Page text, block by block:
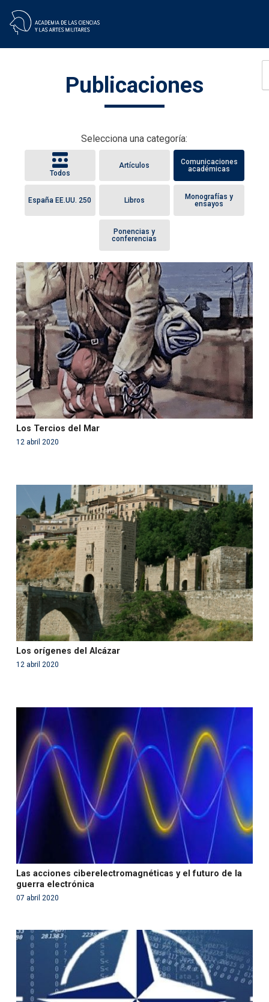
Publicaciones
Selecciona una categoría:
Todos
Artículos
Comunicaciones
académicas
España EE.UU. 250 Libros
Monografías y
ensayos
Ponencias y
conferencias
Warning: Use of undefined constant php - assumed
'php' (this will throw an Error in a future version of PHP)
in/var/www/acami.es/wp-
content/themes/fundcami/page-publicaciones.php
on line99
Los Tercios del Mar
12 abril 2020
Warning
: Use of undefined constant php - assumed
'php' (this will throw an Error in a future version of PHP)
in/var/www/acami.es/wp-
content/themes/fundcami/page-publicaciones.php
on line99
Los orígenes del Alcázar
12 abril 2020
Warning
: Use of undefined constant php - assumed
'php' (this will throw an Error in a future version of PHP)
/var/www/acami.es/wp-
content/themes/fundcami/page-publicaciones.php
on line99
Las acciones ciberelectromagnéticas y el futuro de la
guerra electrónica
07 abril 2020
Warning
: Use of undefined constant php - assumed
'php' (this will throw an Error in a future version of PHP)
/var/www/acami.es/wp-
content/themes/fundcami/page-publicaciones.php
on line99